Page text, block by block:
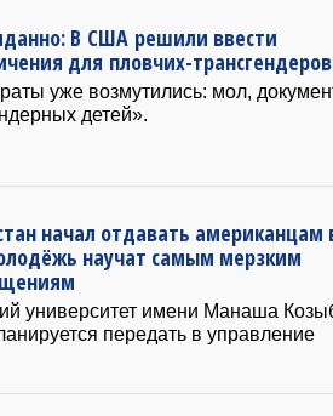
В США решили ввести
для пловчих-трансгендеров
уже возмутились: мол,
детей».
начал отдавать американцам
научат самым мерзким
университет имени Манаша
передать в управление